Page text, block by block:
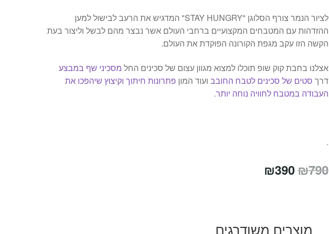
לציור הנמר צורף הסלוגן "STAY HUNGRY" המדגיש את הרעב לבישול למען
ההזדהות עם המטבחים המקצועיים ברחבי העולם אשר נבצר מהם לבשל וליצור בעת
הקשה הזו עקב מגפת הקורונה הפוקדת את העולם.
אצלנו בחבת קוק שופ תוכלו למצוא מגוון עצום של סכינים החל מסכיני שף במבצע
דרך סטים של סכינים לטבח החובב ועוד המון פתרונות חיתוך וקיצוץ שיהפכו את
העבודה במטבח לחוויה נוחה יותר.
.
₪790
המחיר
₪790.
₪390
₪390.
מוצרים משודרגים